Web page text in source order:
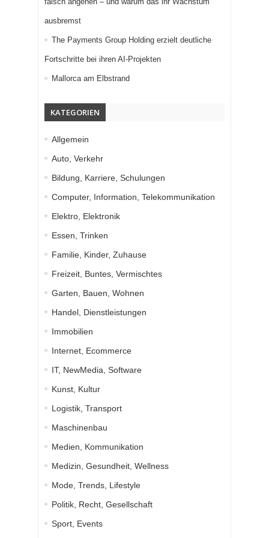
ausbremst
The Payments Group Holding erzielt deutliche
Fortschritte bei ihren AI-Projekten
Mallorca am Elbstrand
KATEGORIEN
Allgemein
Auto, Verkehr
Bildung, Karriere, Schulungen
Computer, Information, Telekommunikation
Elektro, Elektronik
Essen, Trinken
Familie, Kinder, Zuhause
Freizeit, Buntes, Vermischtes
Garten, Bauen, Wohnen
Handel, Dienstleistungen
Immobilien
Internet, Ecommerce
IT, NewMedia, Software
Kunst, Kultur
Logistik, Transport
Maschinenbau
Medien, Kommunikation
Medizin, Gesundheit, Wellness
Mode, Trends, Lifestyle
Politik, Recht, Gesellschaft
Sport, Events